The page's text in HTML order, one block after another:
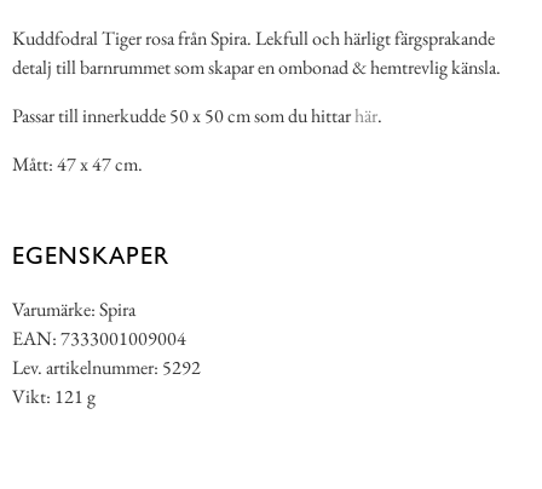
Kuddfodral Tiger rosa från Spira. Lekfull och härligt färgsprakande
detalj till barnrummet som skapar en ombonad & hemtrevlig känsla.
Passar till innerkudde 50 x 50 cm som du hittarhär.
Mått: 47 x 47 cm.
EGENSKAPER
Varumärke: Spira
EAN: 7333001009004
Lev. artikelnummer: 5292
Vikt: 121 g